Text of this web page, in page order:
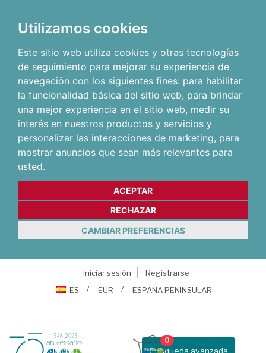
Utilizamos cookies
Este sitio web utiliza cookies y otras tecnologías
de seguimiento para mejorar su experiencia de
navegación con los siguientes fines: para habilitar
la funcionalidad básica del sitio web, para brindar
una mejor experiencia en el sitio web, medir su
interés en nuestros productos y servicios y
personalizar las interacciones de marketing, para
mostrar anuncios que sean más relevantes para
usted.
ACEPTAR
RECHAZAR
CAMBIAR PREFERENCIAS
Iniciar sesión
Registrarse
ES
EUR ESPAÑA PENINSULAR
Busqueda avanzada
0